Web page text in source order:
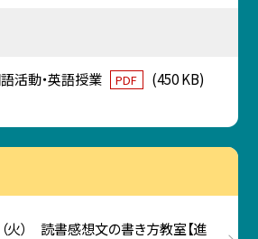
活動・英語授業 PDF (450 KB)
火） 読書感想文の書き方教室【進